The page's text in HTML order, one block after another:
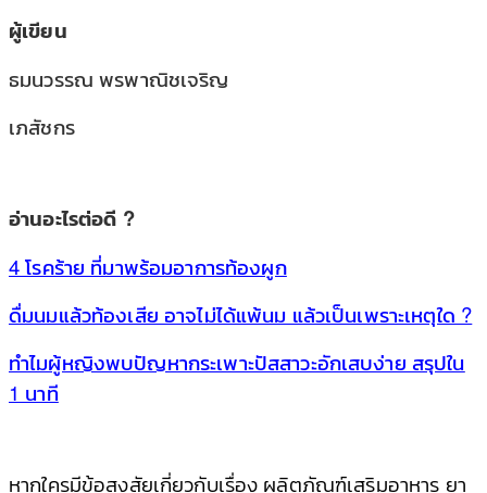
ผู้เขียน
ธมนวรรณ พรพาณิชเจริญ
เภสัชกร
อ่านอะไรต่อดี ?
4 โรคร้าย ที่มาพร้อมอาการท้องผูก
ดื่มนมแล้วท้องเสีย อาจไม่ได้แพ้นม แล้วเป็นเพราะเหตุใด ?
ทำไมผู้หญิงพบปัญหากระเพาะปัสสาวะอักเสบง่าย สรุปใน
1 นาที
หากใครมีข้อสงสัยเกี่ยวกับเรื่อง ผลิตภัณฑ์เสริมอาหาร ยา